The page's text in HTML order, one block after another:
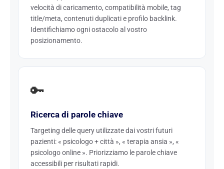
velocità di caricamento, compatibilità mobile, tag
title/meta, contenuti duplicati e profilo backlink.
Identifichiamo ogni ostacolo al vostro
posizionamento.
🔑
Ricerca di parole chiave
Targeting delle query utilizzate dai vostri futuri
pazienti: « psicologo + città », « terapia ansia », «
psicologo online ». Priorizziamo le parole chiave
accessibili per risultati rapidi.